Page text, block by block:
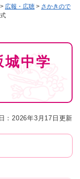
> 広報・広聴 > さかきので
中学
：2026年3月17日更新